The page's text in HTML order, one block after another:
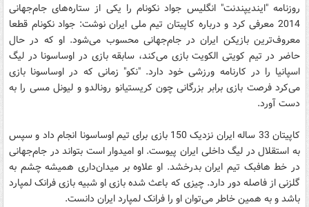
روزنامه "ایندیپندنت" انگلیس جواد نکونام را یکی از ستاره‌های جام‌جهانی
2014 معرفی کرد و درباره کاپیتان تیم ملی ایران نوشت: جواد نکونام قطعا
معروف‌ترین بازیکن ایران در جام‌جهانی محسوب می‌شود. او که در حال
حاضر در تیم کویتی الکویت بازی می‌کند، سابقه بازی در اوساسونا در لیگ
اسپانیا را در کارنامه ورزشی خود دارد. "نکو" زمانی که در اوساسونا بازی
می‌کرد فرصت بازی برابر بزرگانی چون کریستیانو رونالدو و لیونل مسی را به
دست آورد.
کاپیتان 33 ساله ایران نزدیک 150 بازی برای تیم اوساسونا انجام داد و سپس
به استقلال در لیگ داخلی ایران پیوست. او امیدوار است بتواند در جام‌جهانی
در خط هافبک تیم ایران بدرخشد. او علاوه بر میدان‌داری همیشه چشم به
گلزنی از فاصله دور دارد. چیزی که باعث شده بازی او شبیه بازی فرانک لمپارد
باشد و به همین خاطر می‌توان او را فرانک لمپارد ایران دانست.